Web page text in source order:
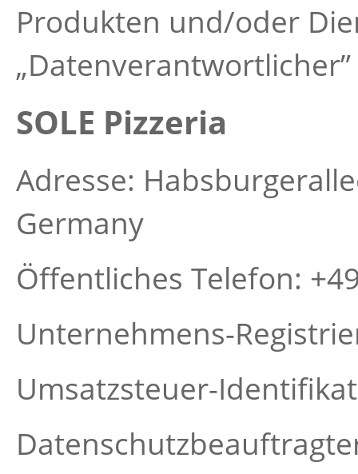
Produkten und/oder
SOLE Pizzeria
Adresse:
Germany
Öffentliches Telefon:
Unternehmens-
Umsatzsteuer-